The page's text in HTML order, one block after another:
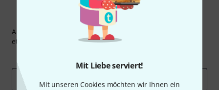
Mit Liebe serviert!
Mit unseren Cookies möchten wir Ihnen ein
Thomann Newsletter
Abonniere den Thomann Newsletter und gewinne mit
etwas Glück einen von50 Gutscheinen
E-Mail-Adresse